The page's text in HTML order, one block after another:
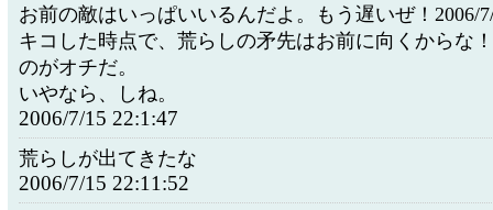
お前の敵はいっぱいいるんだよ。もう遅いぜ！2006/
キコした時点で、荒らしの矛先はお前に向くからな
のがオチだ。
いやなら、しね。
2006/7/15 22:1:47
荒らしが出てきたな
2006/7/15 22:11:52